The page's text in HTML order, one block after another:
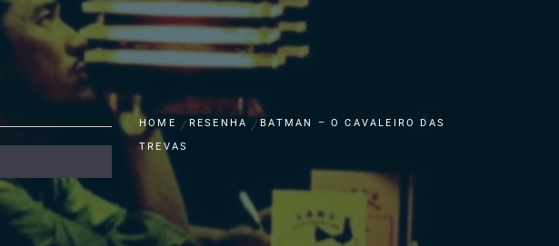
HOME RESENHA
BATMAN – O CAVALEIRO DAS
TREVAS